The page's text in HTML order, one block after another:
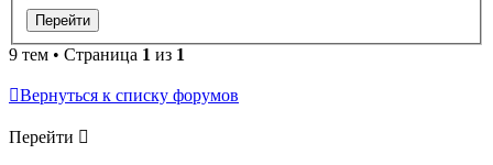
9 тем • Страница 1 из 1
Вернуться к списку форумов
Перейти